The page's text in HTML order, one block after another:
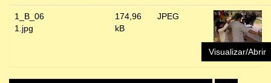
1_B_06
1.jpg
174,96
kB
JPEG
Visualizar/Abrir